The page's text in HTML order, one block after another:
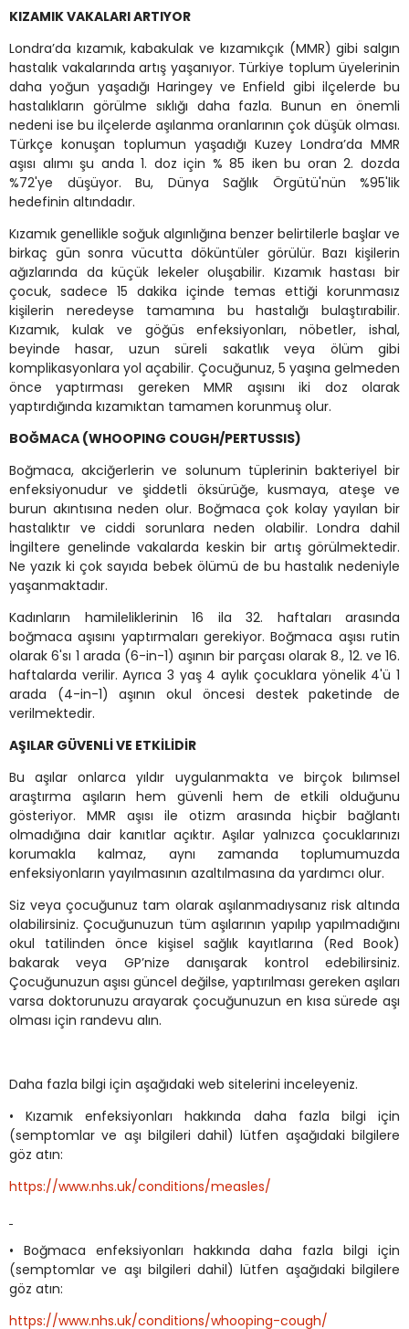
KIZAMIK VAKALARI ARTIYOR
Londra’da kızamık, kabakulak ve kızamıkçık (MMR) gibi salgın
hastalık vakalarında artış yaşanıyor. Türkiye toplum üyelerinin
daha yoğun yaşadığı Haringey ve Enfield gibi ilçelerde bu
hastalıkların görülme sıklığı daha fazla. Bunun en önemli
nedeni ise bu ilçelerde aşılanma oranlarının çok düşük olması.
Türkçe konuşan toplumun yaşadığı Kuzey Londra’da MMR
aşısı alımı şu anda 1. doz için % 85 iken bu oran 2. dozda
%72'ye düşüyor. Bu, Dünya Sağlık Örgütü'nün %95'lik
hedefinin altındadır.
Kızamık genellikle soğuk algınlığına benzer belirtilerle başlar ve
birkaç gün sonra vücutta döküntüler görülür. Bazı kişilerin
ağızlarında da küçük lekeler oluşabilir. Kızamık hastası bir
çocuk, sadece 15 dakika içinde temas ettiği korunmasız
kişilerin neredeyse tamamına bu hastalığı bulaştırabilir.
Kızamık, kulak ve göğüs enfeksiyonları, nöbetler, ishal,
beyinde hasar, uzun süreli sakatlık veya ölüm gibi
komplikasyonlara yol açabilir. Çocuğunuz, 5 yaşına gelmeden
önce yaptırması gereken MMR aşısını iki doz olarak
yaptırdığında kızamıktan tamamen korunmuş olur.
BOĞMACA (WHOOPING COUGH/PERTUSSIS)
Boğmaca, akciğerlerin ve solunum tüplerinin bakteriyel bir
enfeksiyonudur ve şiddetli öksürüğe, kusmaya, ateşe ve
burun akıntısına neden olur. Boğmaca çok kolay yayılan bir
hastalıktır ve ciddi sorunlara neden olabilir. Londra dahil
İngiltere genelinde vakalarda keskin bir artış görülmektedir.
Ne yazık ki çok sayıda bebek ölümü de bu hastalık nedeniyle
yaşanmaktadır.
Kadınların hamileliklerinin 16 ila 32. haftaları arasında
boğmaca aşısını yaptırmaları gerekiyor. Boğmaca aşısı rutin
olarak 6'sı 1 arada (6-in-1) aşının bir parçası olarak 8., 12. ve 16.
haftalarda verilir. Ayrıca 3 yaş 4 aylık çocuklara yönelik 4'ü 1
arada (4-in-1) aşının okul öncesi destek paketinde de
verilmektedir.
AŞILAR GÜVENLI VE ETKILIDIR
Bu aşılar onlarca yıldır uygulanmakta ve birçok bılımsel
araştırma aşıların hem güvenli hem de etkili olduğunu
gösteriyor. MMR aşısı ile otizm arasında hiçbir bağlantı
olmadığına dair kanıtlar açıktır. Aşılar yalnızca çocuklarınızı
korumakla kalmaz, aynı zamanda toplumumuzda
enfeksiyonların yayılmasının azaltılmasına da yardımcı olur.
Siz veya çocuğunuz tam olarak aşılanmadıysanız risk altında
olabilirsiniz. Çocuğunuzun tüm aşılarının yapılıp yapılmadığını
okul tatilinden önce kişisel sağlık kayıtlarına (Red Book)
bakarak veya GP’nize danışarak kontrol edebilirsiniz.
Çocuğunuzun aşısı güncel değilse, yaptırılması gereken aşıları
varsa doktorunuzu arayarak çocuğunuzun en kısa sürede aşı
olması için randevu alın.
Daha fazla bilgi için aşağıdaki web sitelerini inceleyeniz.
• Kızamık enfeksiyonları hakkında daha fazla bilgi için
(semptomlar ve aşı bilgileri dahil) lütfen aşağıdaki bilgilere
göz atın:
https://www.nhs.uk/conditions/measles/
• Boğmaca enfeksiyonları hakkında daha fazla bilgi için
(semptomlar ve aşı bilgileri dahil) lütfen aşağıdaki bilgilere
göz atın:
https://www.nhs.uk/conditions/whooping-cough/